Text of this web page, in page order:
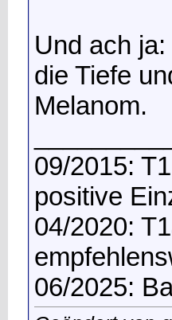
Und ach
die Tiefe
Melanom.
09/2015:
positive
04/2020:
06/2025: